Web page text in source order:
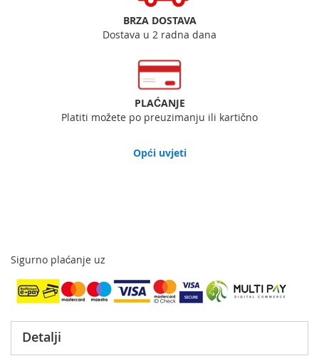
BRZA DOSTAVA
Dostava u 2 radna dana
PLAĆANJE
Platiti možete po preuzimanju ili kartično
Opći uvjeti
Sigurno plaćanje uz
Detalji